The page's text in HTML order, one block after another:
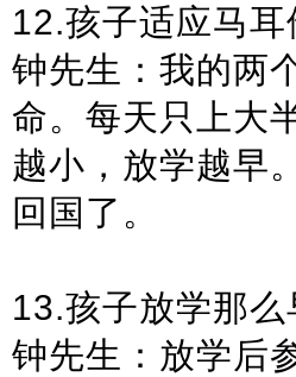
12.孩子适应马耳
钟先生：我的两
命。每天只上大
越小，放学越早
回国了。
13.孩子放学那
钟先生：放学后